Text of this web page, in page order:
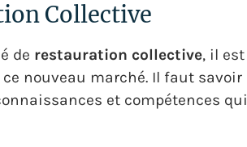
Collective
de restauration collective, il est
nouveau marché. Il faut savoir
et compétences qui